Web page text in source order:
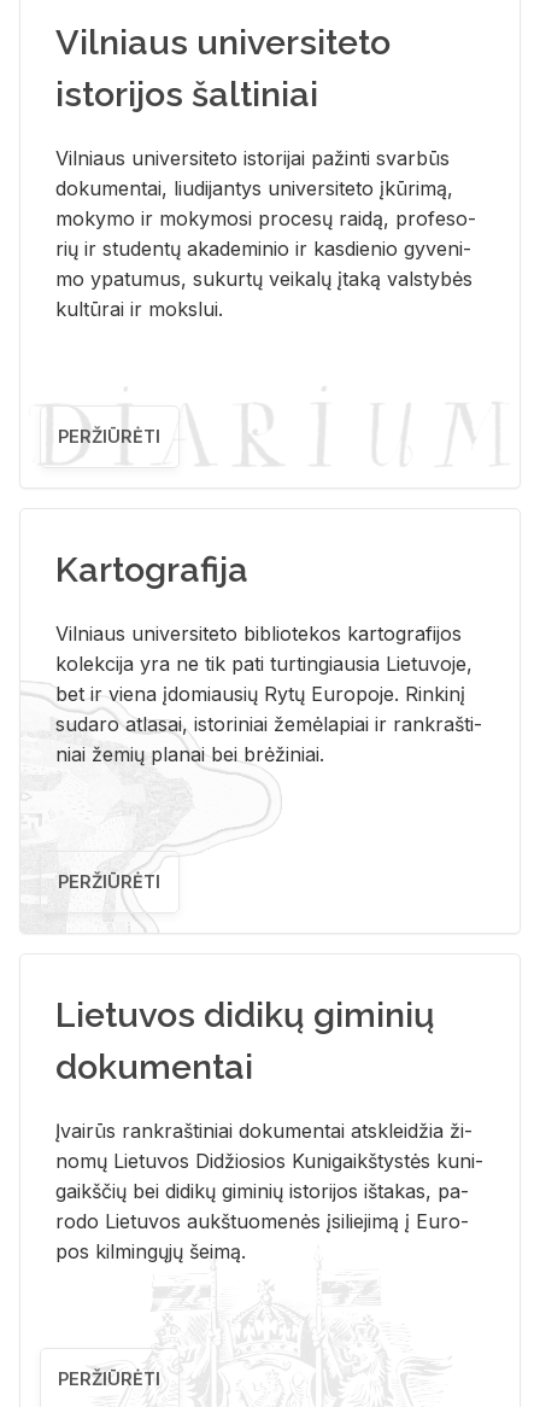
Vilniaus universiteto
istorijos šaltiniai
Vil­niaus uni­ver­si­te­to is­to­ri­jai pa­žin­ti svar­būs
do­ku­men­tai, liu­di­jan­tys uni­ver­si­te­to įkū­ri­mą,
mo­ky­mo ir mo­ky­mo­si pro­ce­sų rai­dą, pro­fe­so­
rių ir stu­den­tų aka­de­mi­nio ir kas­die­nio gy­ve­ni­
mo ypa­tu­mus, su­kur­tų vei­ka­lų įta­ką vals­ty­bės
kul­tū­rai ir moks­lui.
PERŽIŪRĖTI
Kartografija
Vil­niaus uni­ver­si­te­to bi­b­lio­te­kos kar­to­gra­fi­jos
ko­lek­ci­ja yra ne tik pati tur­tin­giau­sia Lie­tu­vo­je,
bet ir vie­na įdo­miau­sių Rytų Eu­ro­po­je. Rin­ki­nį
su­da­ro at­la­sai, is­to­ri­niai že­mė­la­piai ir rank­raš­ti­
niai že­mių pla­nai bei brė­ži­niai.
PERŽIŪRĖTI
Lietuvos didikų giminių
dokumentai
Įvai­rūs rank­raš­ti­niai do­ku­men­tai at­sklei­džia ži­
no­mų Lie­tu­vos Di­džio­sios Ku­ni­gaikš­tys­tės ku­ni­
gaikš­čių bei di­di­kų gi­mi­nių is­to­ri­jos iš­ta­kas, pa­
ro­do Lie­tu­vos aukš­tuo­me­nės įsi­lie­ji­mą į Eu­ro­
pos kil­min­gų­jų šei­mą.
PERŽIŪRĖTI